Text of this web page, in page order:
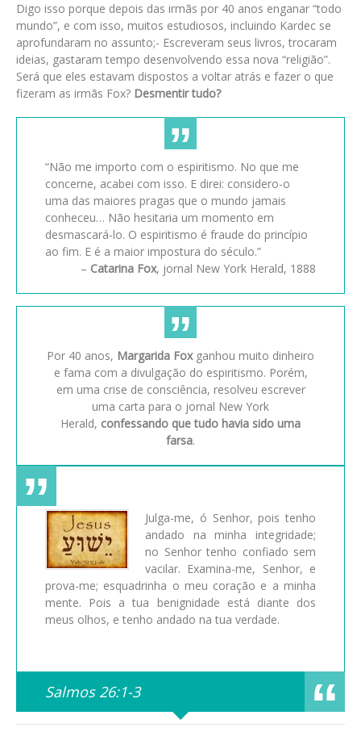
Digo isso porque depois das irmãs por 40 anos enganar “todo
mundo”, e com isso, muitos estudiosos, incluindo Kardec se
aprofundaram no assunto;- Escreveram seus livros, trocaram
ideias, gastaram tempo desenvolvendo essa nova “religião”.
Será que eles estavam dispostos a voltar atrás e fazer o que
fizeram as irmãs Fox? Desmentir tudo?
“Não me importo com o espiritismo. No que me
concerne, acabei com isso. E direi: considero-o
uma das maiores pragas que o mundo jamais
conheceu… Não hesitaria um momento em
desmascará-lo. O espiritismo é fraude do princípio
ao fim. E é a maior impostura do século.”
– Catarina Fox, jornal New York Herald, 1888
Por 40 anos, Margarida Foxganhou muito dinheiro
e fama com a divulgação do espiritismo. Porém,
em uma crise de consciência, resolveu escrever
uma carta para o jornal New York
Herald, confessando que tudo havia sido uma
farsa.
Julga-me, ó Senhor, pois tenho
andado na minha integridade;
no Senhor tenho confiado sem
vacilar. Examina-me, Senhor, e
prova-me; esquadrinha o meu coração e a minha
mente. Pois a tua benignidade está diante dos
meus olhos, e tenho andado na tua verdade.
Salmos 26:1-3